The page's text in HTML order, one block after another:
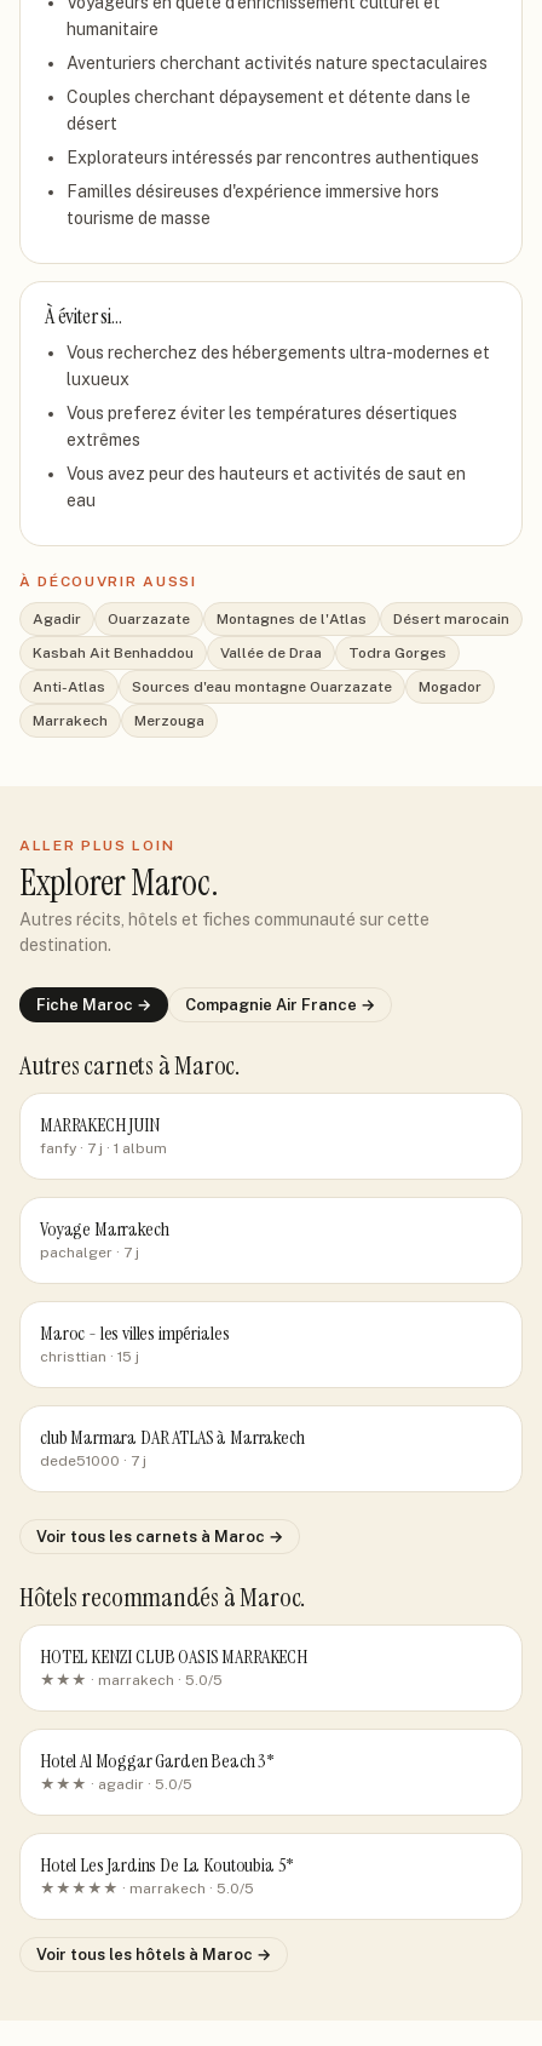
humanitaire
Aventuriers cherchant activités nature spectaculaires
Couples cherchant dépaysement et détente dans le
désert
Explorateurs intéressés par rencontres authentiques
Familles désireuses d'expérience immersive hors
tourisme de masse
À éviter si…
Vous recherchez des hébergements ultra-modernes et
luxueux
Vous preferez éviter les températures désertiques
extrêmes
Vous avez peur des hauteurs et activités de saut en
eau
À DÉCOUVRIR AUSSI
Agadir Ouarzazate Montagnes de l'Atlas
Désert marocain
Kasbah Ait Benhaddou
Vallée de Draa
Todra Gorges
Anti-Atlas
Sources d'eau montagne Ouarzazate
Mogador
Marrakech
Merzouga
ALLER PLUS LOIN
ExplorerMaroc.
Autres récits, hôtels et fiches communauté sur cette
destination.
Fiche Maroc → Compagnie Air France →
Autres carnets à Maroc.
MARRAKECH JUIN
fanfy · 7 j · 1 album
Voyage Marrakech
pachalger · 7 j
Maroc - les villes impériales
christtian · 15 j
club Marmara DAR ATLAS à Marrakech
dede51000 · 7 j
Voir tous les carnets à Maroc →
Hôtels recommandés à Maroc.
HOTEL KENZI CLUB OASIS MARRAKECH
★★★ · marrakech · 5.0/5
Hotel Al Moggar Garden Beach 3*
★★★ · agadir · 5.0/5
Hotel Les Jardins De La Koutoubia 5*
★★★★★ · marrakech · 5.0/5
Voir tous les hôtels à Maroc →